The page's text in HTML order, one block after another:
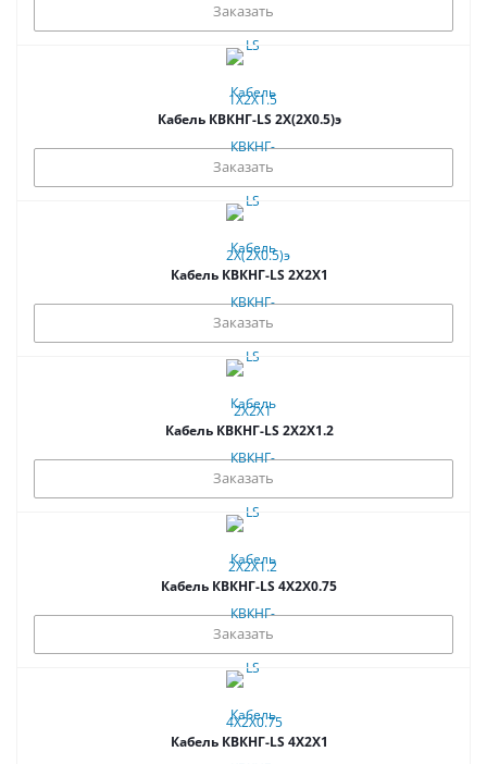
Заказать
Кабель КВКНГ-LS 2Х(2Х0.5)э
Заказать
Кабель КВКНГ-LS 2Х2Х1
Заказать
Кабель КВКНГ-LS 2Х2Х1.2
Заказать
Кабель КВКНГ-LS 4Х2Х0.75
Заказать
Кабель КВКНГ-LS 4Х2Х1